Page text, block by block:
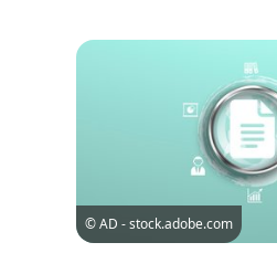
© AD - stock.adobe.com